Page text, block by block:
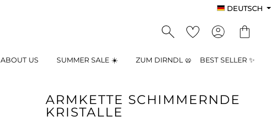
DEUTSCH
ABOUT US SUMMER SALE ☀️ ZUM DIRNDL 🥨 BEST SELLER ✨
ARMKETTE SCHIMMERNDE
KRISTALLE